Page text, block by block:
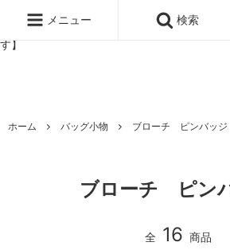
ッタのオンラインストア【アラビア,クイスト
ージ食器,雅峰窯やソルテグラスジュエリーな
す】
メニュー 検索
ホーム バッグ小物 ブローチ ピンバッジ
ブローチ ピン
全 16 商品